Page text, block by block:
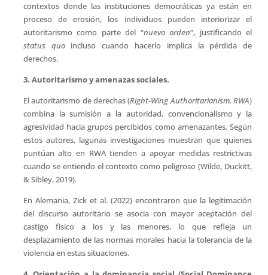
contextos donde las instituciones democráticas ya están en
proceso de erosión, los individuos pueden interiorizar el
autoritarismo como parte del “nuevo orden”, justificando el
status quoincluso cuando hacerlo implica la pérdida de
derechos.
3. Autoritarismo y amenazas sociales.
El autoritarismo de derechas (Right-Wing Authoritarianism, RWA)
combina la sumisión a la autoridad, convencionalismo y la
agresividad hacia grupos percibidos como amenazantes. Según
estos autores, lagunas investigaciones muestran que quienes
puntúan alto en RWA tienden a apoyar medidas restrictivas
cuando se entiendo el contexto como peligroso (Wilde, Duckitt,
& Sibley, 2019).
En Alemania, Zick et al. (2022) encontraron que la legitimación
del discurso autoritario se asocia con mayor aceptación del
castigo físico a los y las menores, lo que refleja un
desplazamiento de las normas morales hacia la tolerancia de la
violencia en estas situaciones.